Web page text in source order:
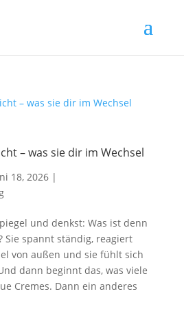
– was sie dir im Wechsel
18, 2026|
und denkst: Was ist denn
Sie spannt ständig, reagiert
von außen und sie fühlt sich
dann beginnt das, was viele
Cremes. Dann ein anderes